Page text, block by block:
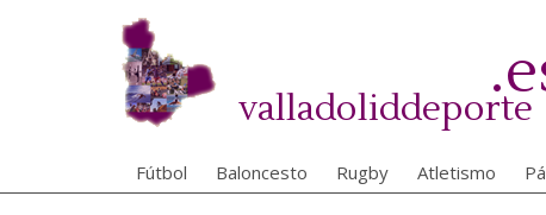
valladoliddeporte
Fútbol Baloncesto Rugby Atletismo